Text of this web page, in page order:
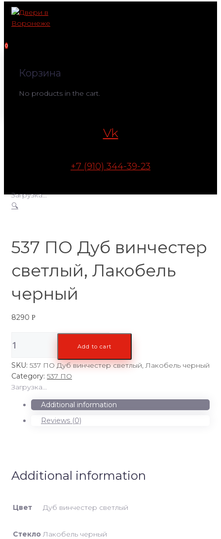
Перейти
контенту
0
Корзина
No products in the cart.
Vk
+7 (910) 344-39-23
Загрузка...
🔍
537 ПО Дуб винчестер
светлый, Лакобель
черный
8290 Р
ПО
винчестер
светлый,
Лакобель
черный
quantity
Add to cart
SKU: 537 ПО Дуб винчестер светлый, Лакобель черный
Category: 537 ПО
Загрузка...
Additional information
Reviews (0)
Additional information
Цвет Дуб винчестер светлый
Стекло Лакобель черный